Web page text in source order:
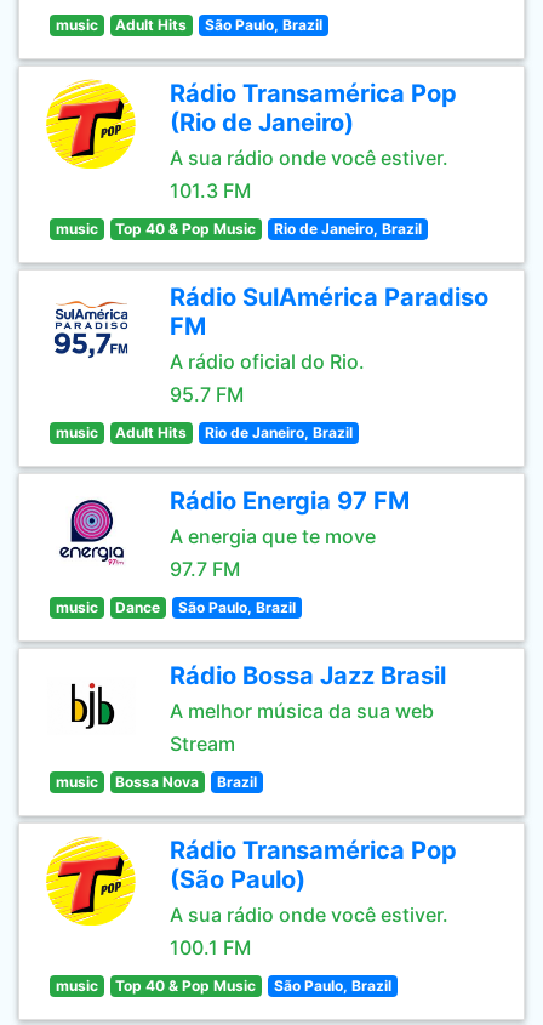
music Adult Hits São Paulo, Brazil
Rádio Transamérica Pop
(Rio de Janeiro)
A sua rádio onde você estiver.
101.3 FM
music Top 40 & Pop Music Rio de Janeiro, Brazil
Rádio SulAmérica Paradiso
FM
A rádio oficial do Rio.
95.7 FM
music Adult Hits Rio de Janeiro, Brazil
Rádio Energia 97 FM
A energia que te move
97.7 FM
music Dance São Paulo, Brazil
Rádio Bossa Jazz Brasil
A melhor música da sua web
Stream
music Bossa Nova Brazil
Rádio Transamérica Pop
(São Paulo)
A sua rádio onde você estiver.
100.1 FM
music Top 40 & Pop Music São Paulo, Brazil